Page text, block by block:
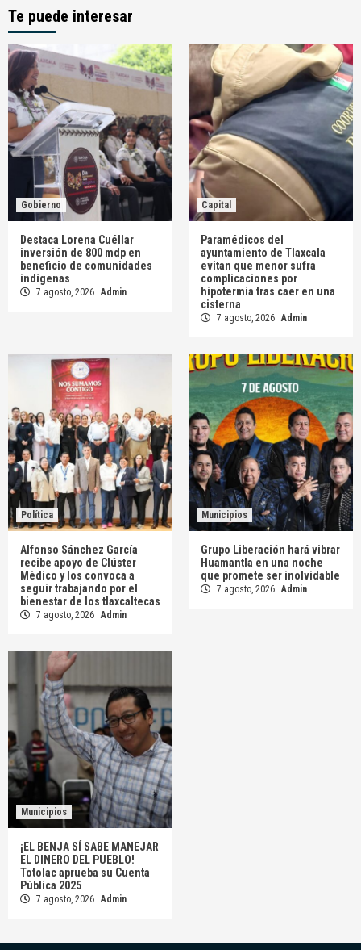
Te puede interesar
Gobierno
Destaca Lorena Cuéllar
inversión de 800 mdp en
beneficio de comunidades
indígenas
7 agosto, 2026 Admin
Capital
Paramédicos del
ayuntamiento de Tlaxcala
evitan que menor sufra
complicaciones por
hipotermia tras caer en una
cisterna
7 agosto, 2026 Admin
Política
Alfonso Sánchez García
recibe apoyo de Clúster
Médico y los convoca a
seguir trabajando por el
bienestar de los tlaxcaltecas
7 agosto, 2026 Admin
Municipios
Grupo Liberación hará vibrar
Huamantla en una noche
que promete ser inolvidable
7 agosto, 2026 Admin
Municipios
¡EL BENJA SÍ SABE MANEJAR
EL DINERO DEL PUEBLO!
Totolac aprueba su Cuenta
Pública 2025
7 agosto, 2026 Admin